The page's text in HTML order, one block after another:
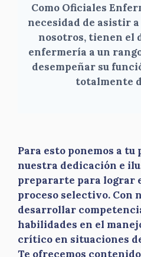
Como Oficiales
necesidad de asistir
nosotros, tienen el
enfermería a un
desempeñar su
totalmente
Para esto ponemos a
nuestra dedicación e
prepararte para lograr
proceso selectivo. Con
desarrollar
habilidades en el
crítico en situaciones
Te ofrecemos